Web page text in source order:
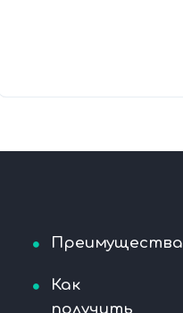
Преимущества
Как
получить